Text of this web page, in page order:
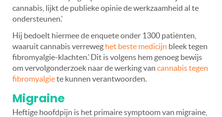
cannabis, lijkt de publieke opinie de werkzaamheid al te
ondersteunen.’
Hij bedoelt hiermee de enquete onder 1300 patiënten,
waaruit cannabis verreweg het beste medicijn bleek tegen
fibromyalgie-klachten.’ Dit is volgens hem genoeg bewijs
om vervolgonderzoek naar de werking van cannabis tegen
fibromyalgiete kunnen verantwoorden.
Migraine
Heftige hoofdpijn is het primaire symptoom van migraine,